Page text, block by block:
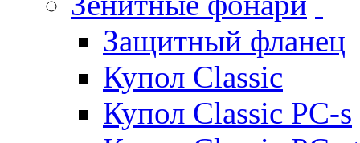
Защитный фланец
Купол Classic
Купол Classic PC-s